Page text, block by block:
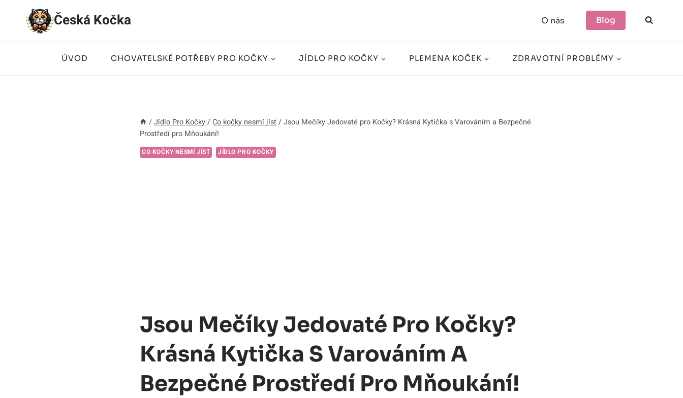
Přeskočit
Česká Kočka O nás Blog
ÚVOD CHOVATELSKÉ POTŘEBY PRO KOČKY JÍDLO PRO KOČKY PLEMENA KOČEK ZDRAVOTNÍ PROBLÉMY
/ Jídlo Pro Kočky / Co kočky nesmí jíst / Jsou Mečíky Jedovaté pro Kočky? Krásná Kytička s Varováním a Bezpečné
Prostředí pro Mňoukání!
CO KOČKY NESMÍ JÍST JÍDLO PRO KOČKY
Jsou Mečíky Jedovaté Pro Kočky?
Krásná Kytička S Varováním A
Bezpečné Prostředí Pro Mňoukání!